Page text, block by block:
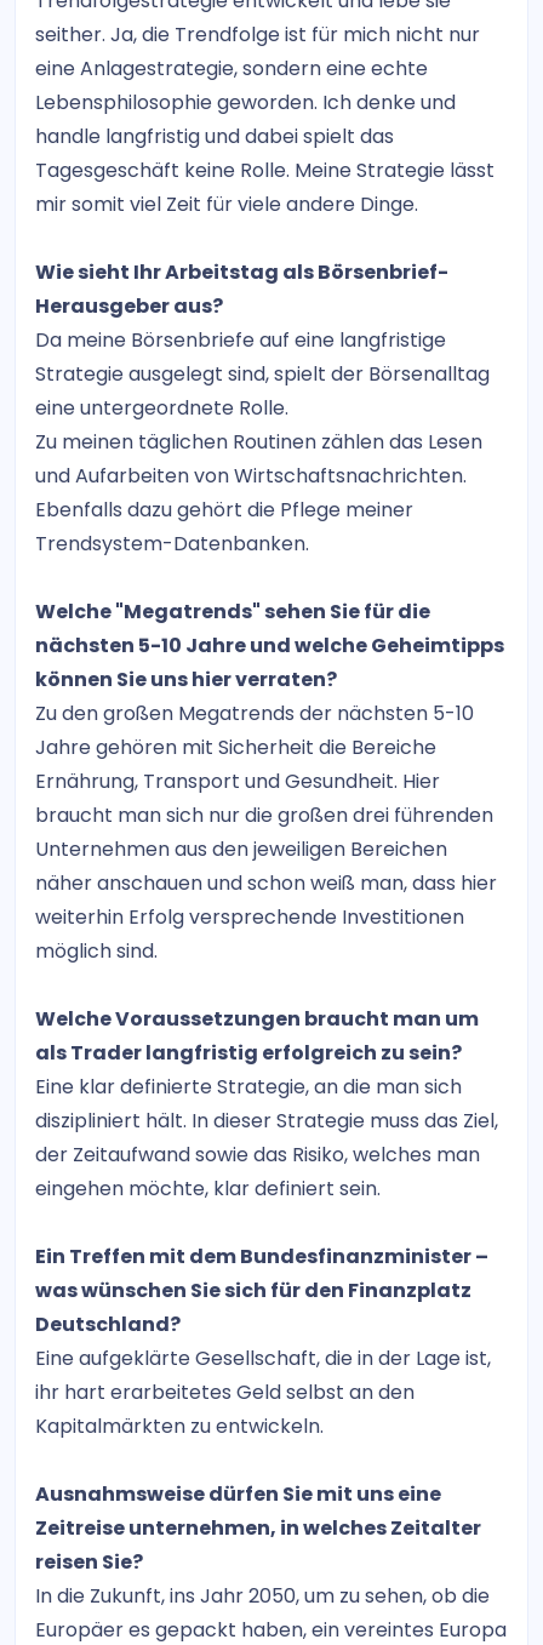
seither. Ja, die Trendfolge ist für mich nicht nur
eine Anlagestrategie, sondern eine echte
Lebensphilosophie geworden. Ich denke und
handle langfristig und dabei spielt das
Tagesgeschäft keine Rolle. Meine Strategie lässt
mir somit viel Zeit für viele andere Dinge.
Wie sieht Ihr Arbeitstag als Börsenbrief-
Herausgeber aus?
Da meine Börsenbriefe auf eine langfristige
Strategie ausgelegt sind, spielt der Börsenalltag
eine untergeordnete Rolle.
Zu meinen täglichen Routinen zählen das Lesen
und Aufarbeiten von Wirtschaftsnachrichten.
Ebenfalls dazu gehört die Pflege meiner
Trendsystem-Datenbanken.
Welche "Megatrends" sehen Sie für die
nächsten 5-10 Jahre und welche Geheimtipps
können Sie uns hier verraten?
Zu den großen Megatrends der nächsten 5-10
Jahre gehören mit Sicherheit die Bereiche
Ernährung, Transport und Gesundheit. Hier
braucht man sich nur die großen drei führenden
Unternehmen aus den jeweiligen Bereichen
näher anschauen und schon weiß man, dass hier
weiterhin Erfolg versprechende Investitionen
möglich sind.
Welche Voraussetzungen braucht man um
als Trader langfristig erfolgreich zu sein?
Eine klar definierte Strategie, an die man sich
diszipliniert hält. In dieser Strategie muss das Ziel,
der Zeitaufwand sowie das Risiko, welches man
eingehen möchte, klar definiert sein.
Ein Treffen mit dem Bundesfinanzminister –
was wünschen Sie sich für den Finanzplatz
Deutschland?
Eine aufgeklärte Gesellschaft, die in der Lage ist,
ihr hart erarbeitetes Geld selbst an den
Kapitalmärkten zu entwickeln.
Ausnahmsweise dürfen Sie mit uns eine
Zeitreise unternehmen, in welches Zeitalter
reisen Sie?
In die Zukunft, ins Jahr 2050, um zu sehen, ob die
Europäer es gepackt haben, ein vereintes Europa